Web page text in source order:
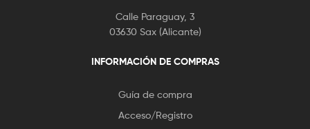
Calle Paraguay, 3
03630 Sax (Alicante)
INFORMACIÓN DE COMPRAS
Guía de compra
Acceso/Registro